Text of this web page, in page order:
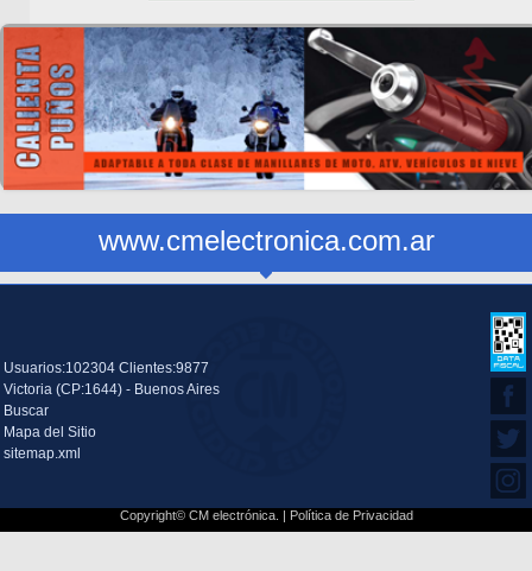
www.cmelectronica.com.ar
Usuarios:102304 Clientes:9877
Victoria (CP:1644) - Buenos Aires
Buscar
Mapa del Sitio
sitemap.xml
Copyright© CM electrónica. | Política de Privacidad